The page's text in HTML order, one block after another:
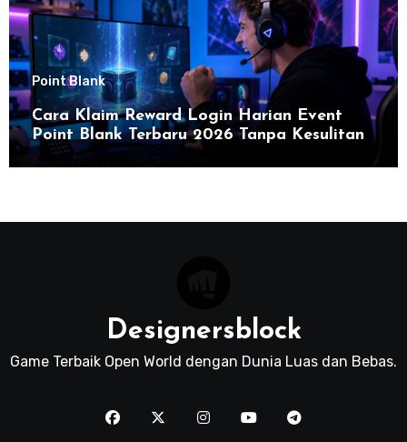
Point Blank
Cara Klaim Reward Login Harian Event
Point Blank Terbaru 2026 Tanpa Kesulitan
Designersblock
Game Terbaik Open World dengan Dunia Luas dan Bebas.